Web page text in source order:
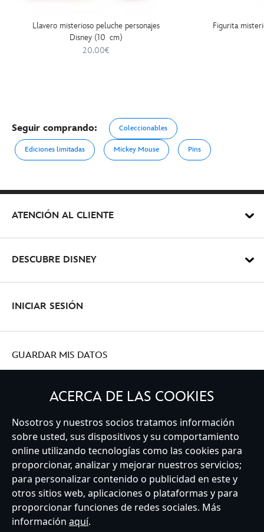
Llavero misterioso peluche personajes
Disney (10 cm)
20.00€
Figurita
Seguir comprando: Coleccionables
Ediciones limitadas Mickey Mouse Pins
ATENCIÓN AL CLIENTE
DESCUBRE DISNEY
INICIAR SESIÓN
GUARDAR MIS DATOS
Spain
Atención al Cliente Términos de Uso
Buscador de Tiendas
Mapa del Sitio
Política de Privacidad
Política de Cookies
Sobre Privacidad en la UE
Términos y Condiciones Generales
Gestionar su configuración de cookies
s172 Statements
Accessibility
ACERCA DE LAS COOKIES
Nosotros y nuestros socios tratamos información
sobre usted, sus dispositivos y su comportamiento
online utilizando tecnologías como las cookies para
proporcionar, analizar y mejorar nuestros servicios;
para personalizar contenido o publicidad en este y
otros sitios web, aplicaciones o plataformas y para
proporcionar funciones de redes sociales. Más
información aquí.